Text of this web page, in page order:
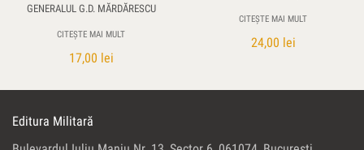
GENERALUL G.D. MĂRDĂRESCU
CITEȘTE MAI MULT
17,00 lei
CITEȘTE MAI MULT
24,00 lei
Editura Militară